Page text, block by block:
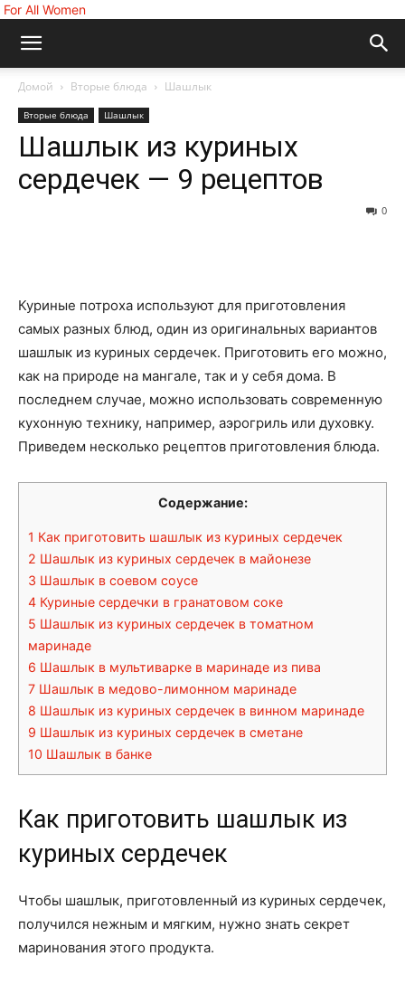
For All Women
Домой Вторые блюда Шашлык
Вторые блюда Шашлык
Шашлык из куриных
сердечек — 9 рецептов
0
Куриные потроха используют для приготовления
самых разных блюд, один из оригинальных вариантов
шашлык из куриных сердечек. Приготовить его можно,
как на природе на мангале, так и у себя дома. В
последнем случае, можно использовать современную
кухонную технику, например, аэрогриль или духовку.
Приведем несколько рецептов приготовления блюда.
Содержание:
1 Как приготовить шашлык из куриных сердечек
2 Шашлык из куриных сердечек в майонезе
3 Шашлык в соевом соусе
4 Куриные сердечки в гранатовом соке
5 Шашлык из куриных сердечек в томатном
маринаде
6 Шашлык в мультиварке в маринаде из пива
7 Шашлык в медово-лимонном маринаде
8 Шашлык из куриных сердечек в винном маринаде
9 Шашлык из куриных сердечек в сметане
10 Шашлык в банке
Как приготовить шашлык из
куриных сердечек
Чтобы шашлык, приготовленный из куриных сердечек,
получился нежным и мягким, нужно знать секрет
маринования этого продукта.